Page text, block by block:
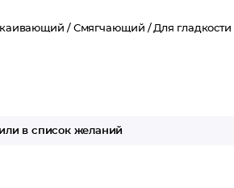
/ Смягчающий /Для гладкости
в список желаний